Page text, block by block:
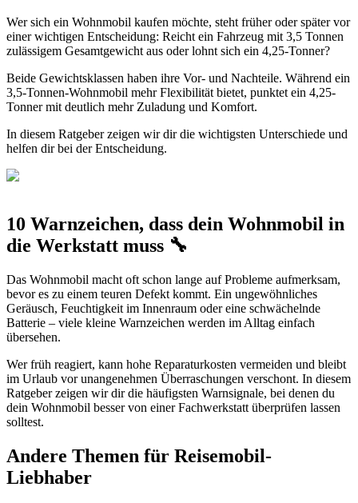
Wer sich ein Wohnmobil kaufen möchte, steht früher oder später vor
einer wichtigen Entscheidung: Reicht ein Fahrzeug mit 3,5 Tonnen
zulässigem Gesamtgewicht aus oder lohnt sich ein 4,25-Tonner?
Beide Gewichtsklassen haben ihre Vor- und Nachteile. Während ein
3,5-Tonnen-Wohnmobil mehr Flexibilität bietet, punktet ein 4,25-
Tonner mit deutlich mehr Zuladung und Komfort.
In diesem Ratgeber zeigen wir dir die wichtigsten Unterschiede und
helfen dir bei der Entscheidung.
10 Warnzeichen, dass dein Wohnmobil in
die Werkstatt muss 🔧
Das Wohnmobil macht oft schon lange auf Probleme aufmerksam,
bevor es zu einem teuren Defekt kommt. Ein ungewöhnliches
Geräusch, Feuchtigkeit im Innenraum oder eine schwächelnde
Batterie – viele kleine Warnzeichen werden im Alltag einfach
übersehen.
Wer früh reagiert, kann hohe Reparaturkosten vermeiden und bleibt
im Urlaub vor unangenehmen Überraschungen verschont. In diesem
Ratgeber zeigen wir dir die häufigsten Warnsignale, bei denen du
dein Wohnmobil besser von einer Fachwerkstatt überprüfen lassen
solltest.
Andere Themen für Reisemobil-
Liebhaber